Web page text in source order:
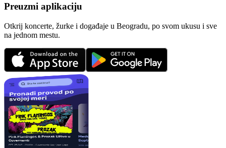
Preuzmi aplikaciju
Otkrij koncerte, žurke i događaje u Beogradu, po svom ukusu i sve
na jednom mestu.